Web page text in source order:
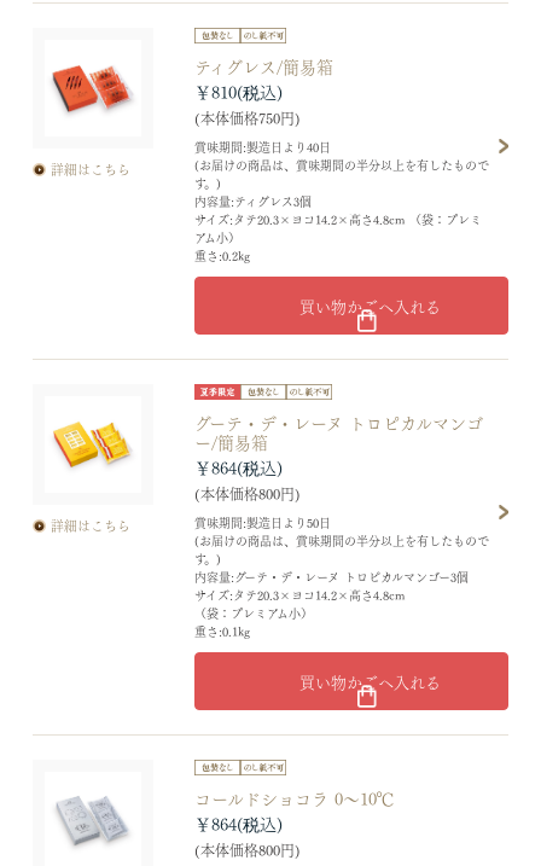
詳細はこちら
ティグレス/簡易箱
賞味期間:製造日より40日
(お届けの商品は、賞味期間の半分以上を有したもので
す。)
内容量:ティグレス3個
サイズ:タテ20.3×ヨコ14.2×高さ4.8cm （袋：プレミ
アム小）
重さ:0.2kg
￥810
(本体価格750円)
買い物かごへ入れる
詳細はこちら
グーテ・デ・レーヌ トロピカルマンゴ
ー/簡易箱
賞味期間:製造日より50日
(お届けの商品は、賞味期間の半分以上を有したもので
す。)
内容量:グーテ・デ・レーヌ トロピカルマンゴー3個
サイズ:タテ20.3×ヨコ14.2×高さ4.8cm
（袋：プレミアム小）
重さ:0.1kg
￥864
(本体価格800円)
買い物かごへ入れる
コールドショコラ 0～10℃
￥864
(本体価格800円)